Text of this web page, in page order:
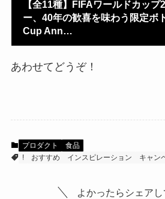
【全11種】FIFAワールドカッ
ー、40年の歓喜を味わう限定ボ
Cup Ann…
あわせてどうぞ！
プロダクト
食品
!
おすすめ インスピレーション キャン
よかったらシェアし